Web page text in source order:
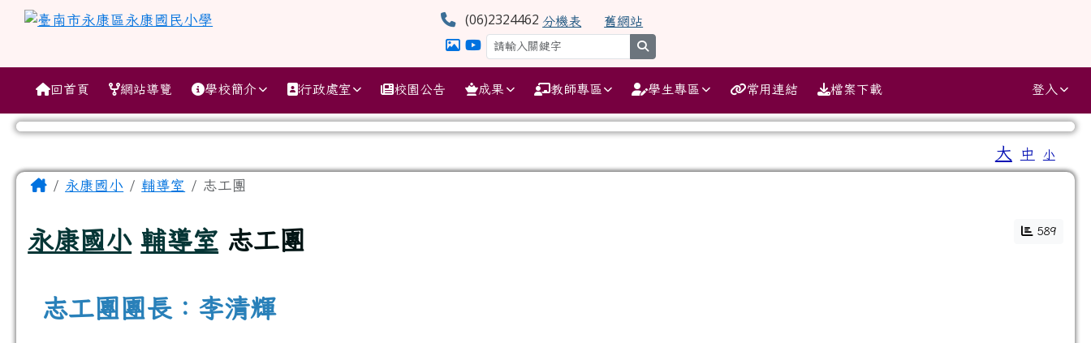
跳至主內容區
臺南市永康區永康國民小學 (06)2324462 分機表 舊網站
導覽列
回首頁 網站導覽 學校簡介 行政處室 校園公告 成果 教師專區 學生專區 常用連結 檔案下載 登入
⏸
大 中 小
主內容區域
Home永康國小 輔導室 志工團
永康國小 輔導室 志工團 589
志工團團長：李清輝
頁尾區域